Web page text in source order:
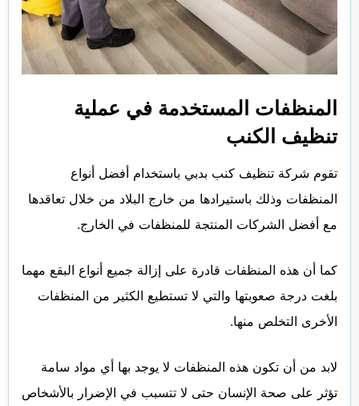
المنظفات المستخدمة في عملية
تنظيف الكنب
تقوم شركة تنظيف كنب بدبي باستخدام أفضل أنواع
المنظفات وذلك باستيرادها من خارج البلاد من خلال تعاقدها
مع أفضل الشركات المنتجة للمنظفات في الخارج.
كما أن هذه المنظفات قادرة على إزالة جميع أنواع البقع مهما
بلغت درجة صعوبتها والتي لا تستطيع الكثير من المنظفات
الأخرى التخلص منها.
لابد من أن تكون هذه المنظفات لا يوجد بها أي مواد سامة
تؤثر على صحة الإنسان حتى لا تتسبب في الإضرار بالأشخاص